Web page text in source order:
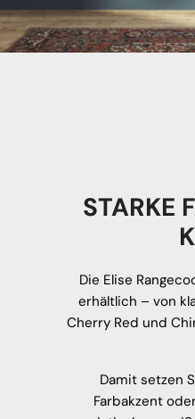
STARKE
Die Elise
erhältlich – von
Cherry Red und
Damit setzen
Farbakzent